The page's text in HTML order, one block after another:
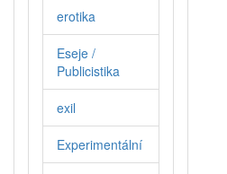
erotika
Eseje /
Publicistika
exil
Experimentální